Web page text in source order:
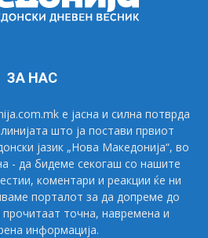
ЗА НАС
е јасна и силна потврда
што ја постави првиот
јазик „Нова Македонија“, во
- да бидеме секогаш со нашите
коментари и реакции ќе ни
порталот за да допреме до
точна, навремена и
информација.